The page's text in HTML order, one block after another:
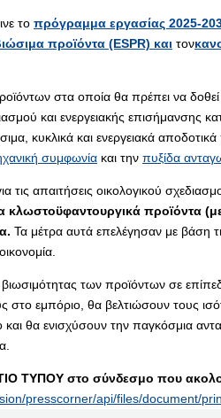
το πρόγραμμα εργασίας 2025-
προϊόντα (ESPR) και τον
στα οποία θα πρέπει να
και ενεργειακής επισήμανσης
κυκλικά και ενεργειακά
συμφωνία και την πυξίδα
τις απαιτήσεις οικολογικού
κλωστοϋφαντουργικά προϊόντα
Τα μέτρα αυτά επελέγησαν με βάση
βιωσιμότητας των προϊόντων σε
εμπόριο, θα βελτιώσουν τους
και θα ενισχύσουν την παγκόσμια
ΤΥΠΟΥ στο σύνδεσμο που
presscorner/api/files/document/